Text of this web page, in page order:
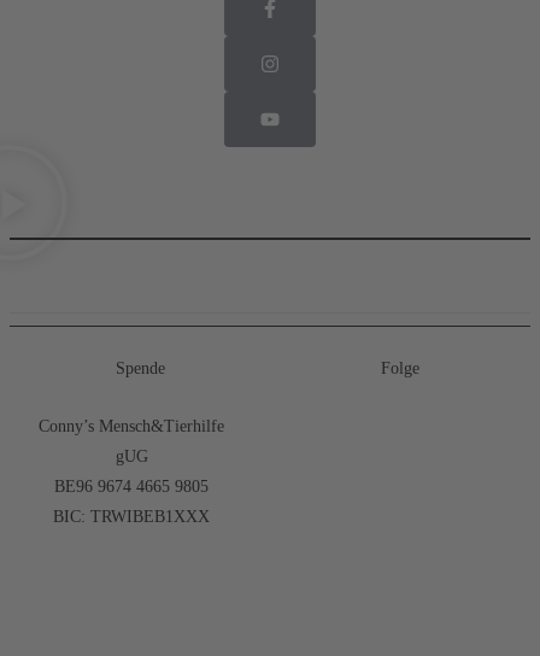
Spende
Conny’s Mensch&Tierhilfe
gUG
BE96 9674 4665 9805
BIC: TRWIBEB1XXX
Folge